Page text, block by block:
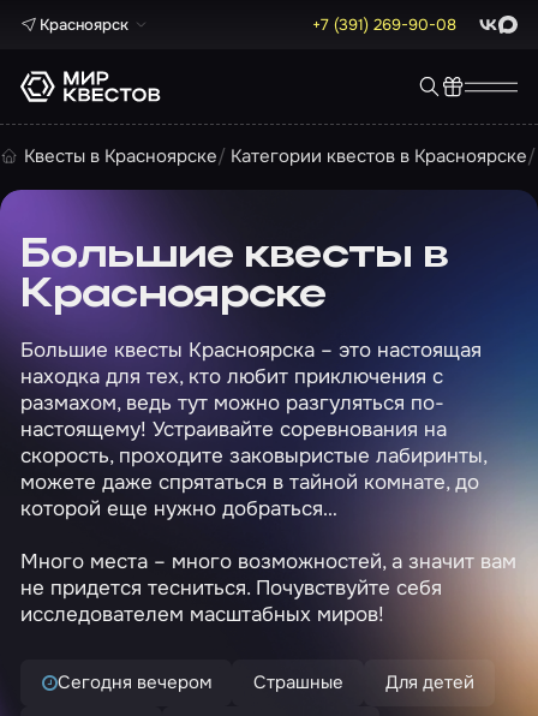
Красноярск +7 (391) 269-90-08 Max
Квесты в Красноярске Категории квестов в Красноярске
Большие квесты в
Красноярске
Большие квесты Красноярска – это настоящая
находка для тех, кто любит приключения с
размахом, ведь тут можно разгуляться по-
настоящему! Устраивайте соревнования на
скорость, проходите заковыристые лабиринты,
можете даже спрятаться в тайной комнате, до
которой еще нужно добраться…
Много места – много возможностей, а значит вам
не придется тесниться. Почувствуйте себя
исследователем масштабных миров!
Сегодня вечером Страшные
Для детей